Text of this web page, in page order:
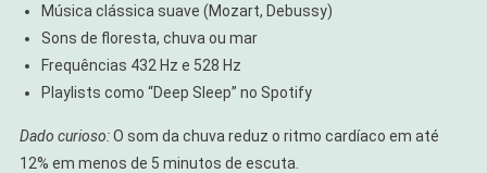
Música clássica suave (Mozart, Debussy)
Sons de floresta, chuva ou mar
Frequências 432 Hz e 528 Hz
Playlists como “Deep Sleep” no Spotify
Dado curioso:O som da chuva reduz o ritmo cardíaco em até
12% em menos de 5 minutos de escuta.